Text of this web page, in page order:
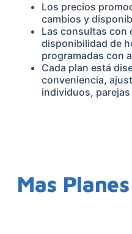
Los precios
cambios y
Las consultas con
disponibilidad de
programadas con
Cada plan está
conveniencia,
individuos,
Mas Planes